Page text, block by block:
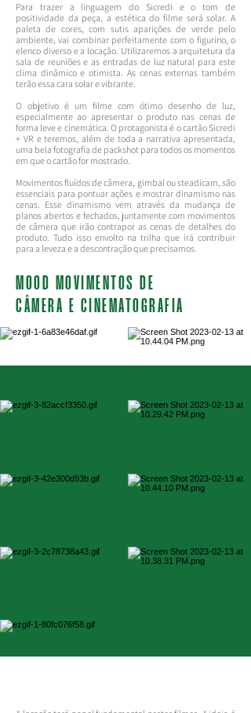
Para trazer a linguagem do Sicredi e o tom de
positividade da peça, a estética do filme será solar. A
paleta de cores, com sutis aparições de verde pelo
ambiente, vai combinar perfeitamente com o figurino, o
elenco diverso e a locação. Utilizaremos a arquitetura da
sala de reuniões e as entradas de luz natural para este
clima dinâmico e otimista. As cenas externas também
terão essa cara solar e vibrante.
O objetivo é um filme com ótimo desenho de luz,
especialmente ao apresentar o produto nas cenas de
forma leve e cinemática. ​Oprotagonista é o cartão Sicredi
+ VR e teremos, além de toda a narrativa apresentada,
uma bela fotografia de packshot para todos os momentos
em que o cartão for mostrado.
Movimentos fluídos de câmera, gimbal ou steadicam, são
essenciais para pontuar ações e mostrar dinamismo nas
cenas. Esse dinamismo vem através da mudança de
planos abertos e fechados, juntamente com movimentos
de câmera que irão contrapor as cenas de detalhes do
produto. Tudo isso envolto na trilha que irá contribuir
para a leveza e a descontração que precisamos.
MOOD MOVIMENTOS DE
CÂMERA E CINEMATOGRAFIA